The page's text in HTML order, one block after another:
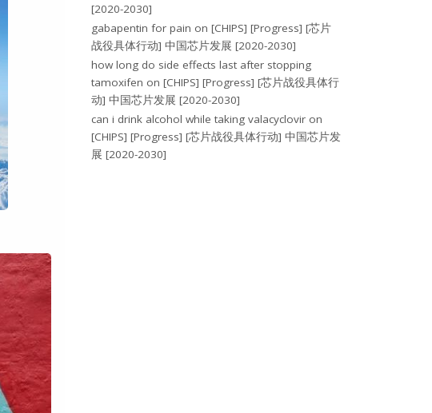
[2020-2030]
gabapentin for pain on[CHIPS] [Progress] [芯片
战役具体行动] 中国芯片发展 [2020-2030]
how long do side effects last after stopping
tamoxifen on[CHIPS] [Progress] [芯片战役具体行
动] 中国芯片发展 [2020-2030]
can i drink alcohol while taking valacyclovir on
[CHIPS] [Progress] [芯片战役具体行动] 中国芯片发
展 [2020-2030]